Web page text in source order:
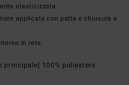
elasticizzata
applicata con patta e chiusura a
in rete
principale] 100% poliestere